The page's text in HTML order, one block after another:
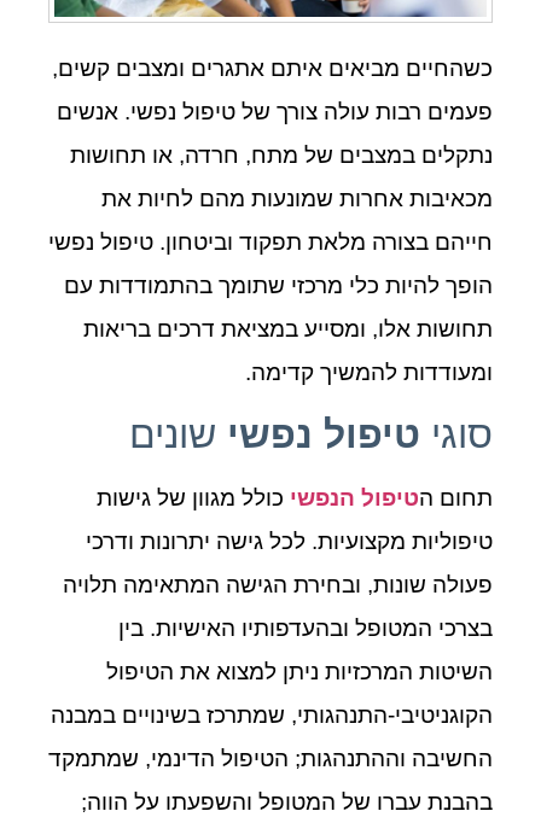
כשהחיים מביאים איתם אתגרים ומצבים קשים,
פעמים רבות עולה צורך של טיפול נפשי. אנשים
נתקלים במצבים של מתח, חרדה, או תחושות
מכאיבות אחרות שמונעות מהם לחיות את
חייהם בצורה מלאת תפקוד וביטחון. טיפול נפשי
הופך להיות כלי מרכזי שתומך בהתמודדות עם
תחושות אלו, ומסייע במציאת דרכים בריאות
ומעודדות להמשיך קדימה.
סוגי טיפול נפשי שונים
תחום הטיפול הנפשי כולל מגוון של גישות
טיפוליות מקצועיות. לכל גישה יתרונות ודרכי
פעולה שונות, ובחירת הגישה המתאימה תלויה
בצרכי המטופל ובהעדפותיו האישיות. בין
השיטות המרכזיות ניתן למצוא את הטיפול
הקוגניטיבי-התנהגותי, שמתרכז בשינויים במבנה
החשיבה וההתנהגות; הטיפול הדינמי, שמתמקד
בהבנת עברו של המטופל והשפעתו על הווה;